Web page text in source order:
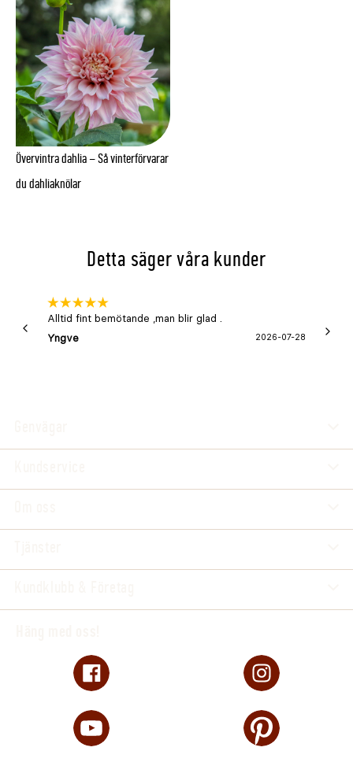
Övervintra dahlia – Så vinterförvarar
du dahliaknölar
Detta säger våra kunder
Alltid fint bemötande ,man blir glad .
Yngve
2026-07-28